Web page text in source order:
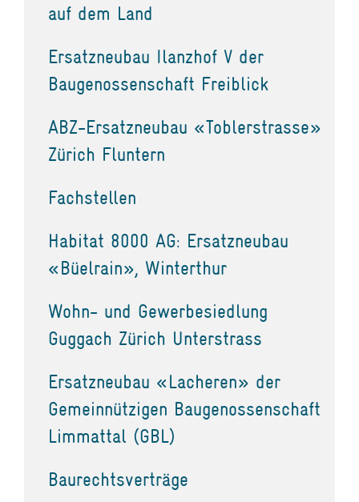
auf dem Land
Ersatzneubau Ilanzhof V der
Baugenossenschaft Freiblick
ABZ-Ersatzneubau «Toblerstrasse»
Zürich Fluntern
Fachstellen
Habitat 8000 AG: Ersatzneubau
«Büelrain», Winterthur
Wohn- und Gewerbesiedlung
Guggach Zürich Unterstrass
Ersatzneubau «Lacheren» der
Gemeinnützigen Baugenossenschaft
Limmattal (GBL)
Baurechtsverträge